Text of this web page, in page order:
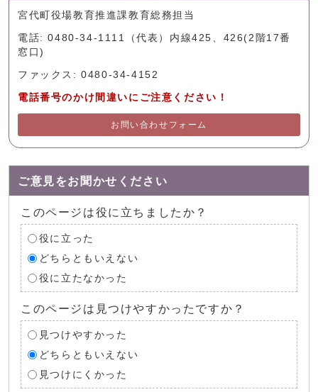
宮代町役場教育推進課教育総務担当
電話: 0480-34-1111（代表）内線425、426(2階17番
窓口)
ファックス: 0480-34-4152
電話番号のかけ間違いにご注意ください！
お問い合わせフォーム
ご意見をお聞かせください
このページは役に立ちましたか？
役に立った
どちらともいえない
役に立たなかった
このページは見つけやすかったですか？
見つけやすかった
どちらともいえない
見つけにくかった